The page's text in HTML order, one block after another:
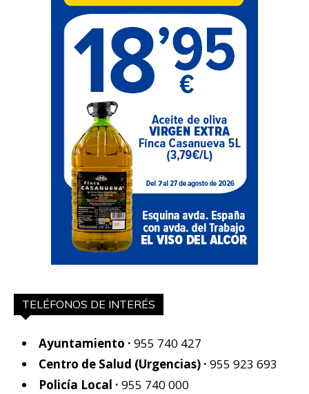
TELÉFONOS DE INTERÉS
Ayuntamiento · 955 740 427
Centro de Salud (Urgencias) · 955 923 693
Policía Local · 955 740 000